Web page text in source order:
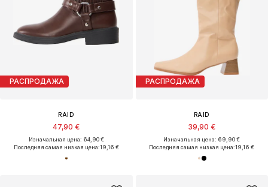
РАСПРОДАЖА
RAID
47,90 €
Изначальная цена: 64,90 €
Последняя самая низкая цена:19,16 €
РАСПРОДАЖА
RAID
39,90 €
Изначальная цена: 69,90 €
Последняя самая низкая цена:19,16 €